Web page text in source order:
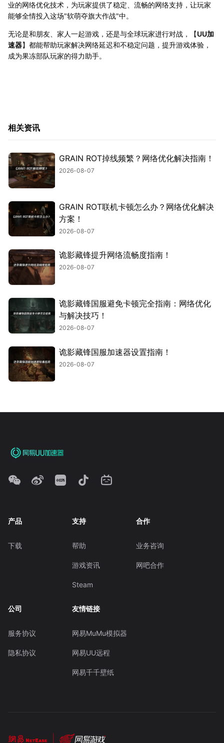
业的网络优化技术，为玩家提供了稳定、流畅的网络支持，让玩家
能够全情投入这场"软萌夺旗大作战"中。
无论是和朋友、家人一起游戏，还是与全球玩家进行对战，【UU加
速器】都能帮助玩家解决网络延迟和不稳定问题，提升游戏体验，
成为果冻部队玩家的得力助手。
相关资讯
GRAIN ROT掉线频繁？网络优化解决指南！
2026-08-07
GRAIN ROT联机卡顿怎么办？网络优化解决
方案！
2026-08-07
诡影藏锋提升网络流畅度指南！
2026-08-07
诡影藏锋国服避免卡顿完全指南：网络优化
与解决技巧！
2026-08-07
诡影藏锋国服加速器设置指南！
2026-08-07
产品
下载
支持
帮助
游戏资讯
Steam
合作
业务咨询
网吧合作
公司
服务协议
隐私协议
友情链接
网易MuMu模拟器
网易UU远程
网易千千壁纸